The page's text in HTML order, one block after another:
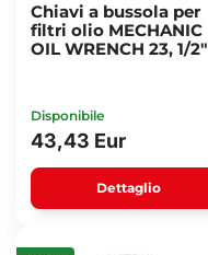
Chiavi a bussola per
filtri olio MECHANIC
OIL WRENCH 23, 1/2"
Disponibile
43,43 Eur
Dettaglio